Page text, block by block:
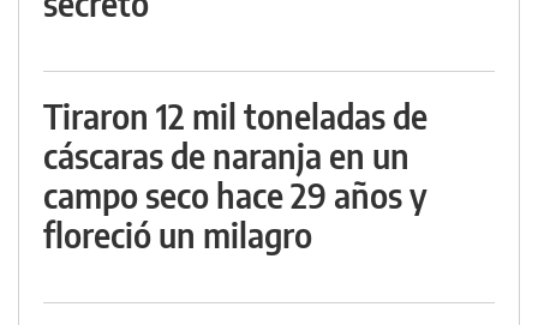
Tiraron 12 mil toneladas de
cáscaras de naranja en un
campo seco hace 29 años y
floreció un milagro